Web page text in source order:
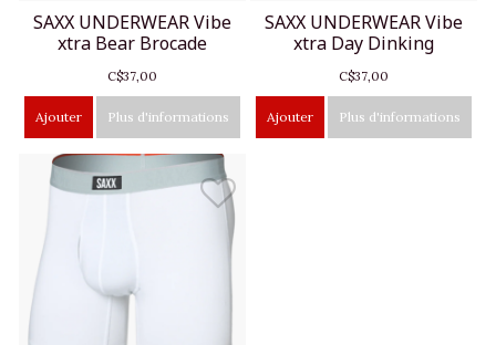
SAXX UNDERWEAR Vibe
xtra Bear Brocade
C$37,00
Ajouter Plus d'informations
SAXX UNDERWEAR Vibe
xtra Day Dinking
C$37,00
Ajouter Plus d'informations